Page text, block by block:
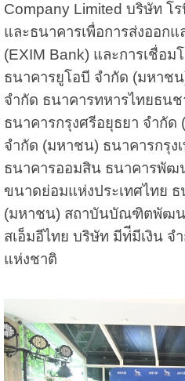
Company Limited บริษัท โ
และธนาคารเพื่อการส่งออกแ
(EXIM Bank) และการเชื่อม
ธนาคารยูโอบี จำกัด (มหาช
จำกัด ธนาคารทหารไทยธน
ธนาคารกรุงศรีอยุธยา จำกัด
จำกัด (มหาชน) ธนาคารกรุง
ธนาคารออมสิน ธนาคารพัฒ
ขนาดย่อมแห่งประเทศไทย
(มหาชน) สถาบันบัณฑิตพัฒน
สเอ็มอีไทย บริษัท มีท่ีมีเงิน จ
แห่งชาติ